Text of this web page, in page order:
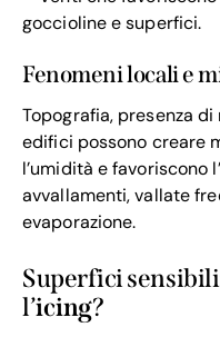
goccioline e superfici.
Fenomeni locali e
Topografia, presenza di
edifici possono creare
l’umidità e favoriscono l’
avvallamenti, vallate
evaporazione.
Superfici
l’icing?